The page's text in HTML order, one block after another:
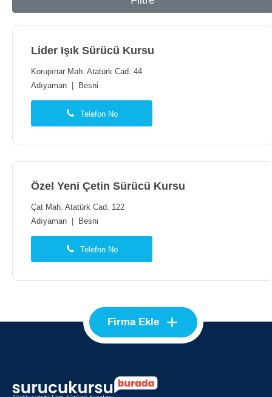
Lider Işık Sürücü Kursu
Korupınar Mah. Atatürk Cad. 44
Adıyaman
Besni
Telefon No
Özel Yeni Çetin Sürücü Kursu
Çat Mah. Atatürk Cad. 122
Adıyaman
Besni
Telefon No
Firma Ekle +